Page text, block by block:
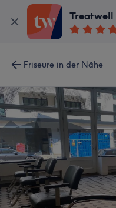
Treatwell
Friseure in der Nähe